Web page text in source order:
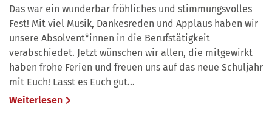
Das war ein wunderbar fröhliches und stimmungsvolles
Fest! Mit viel Musik, Dankesreden und Applaus haben wir
unsere Absolvent*innen in die Berufstätigkeit
verabschiedet. Jetzt wünschen wir allen, die mitgewirkt
haben frohe Ferien und freuen uns auf das neue Schuljahr
mit Euch! Lasst es Euch gut…
Weiterlesen